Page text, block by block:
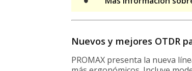
Nuevos y mejores OTDR
PROMAX presenta la nueva